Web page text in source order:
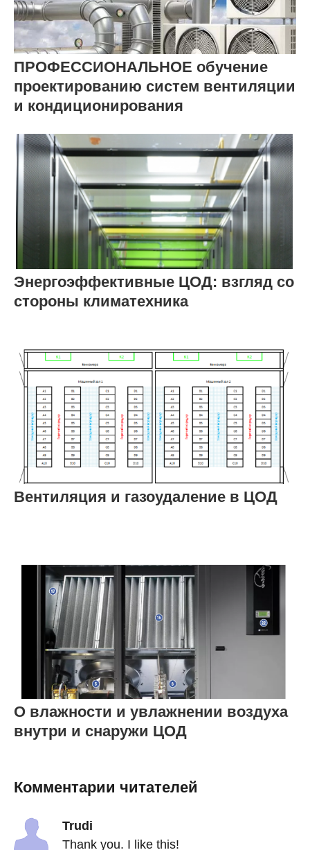
ПРОФЕССИОНАЛЬНОЕ обучение
проектированию систем вентиляции
и кондиционирования
Энергоэффективные ЦОД: взгляд со
стороны климатехника
Вентиляция и газоудаление в ЦОД
О влажности и увлажнении воздуха
внутри и снаружи ЦОД
Комментарии читателей
Trudi
Thank you. I like this!